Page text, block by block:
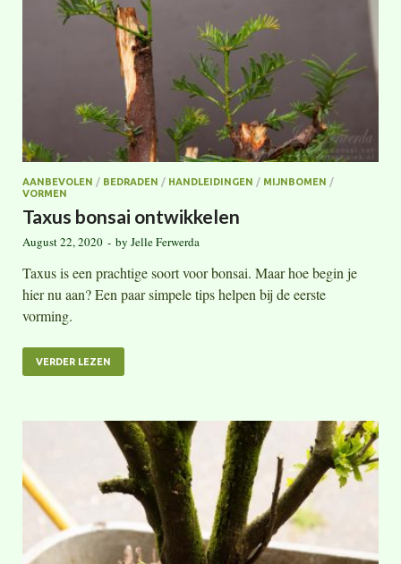
AANBEVOLEN / BEDRADEN / HANDLEIDINGEN / MIJNBOMEN /
VORMEN
Taxus bonsai ontwikkelen
August 22, 2020 - by Jelle Ferwerda
Taxus is een prachtige soort voor bonsai. Maar hoe begin je
hier nu aan? Een paar simpele tips helpen bij de eerste
vorming.
VERDER LEZEN